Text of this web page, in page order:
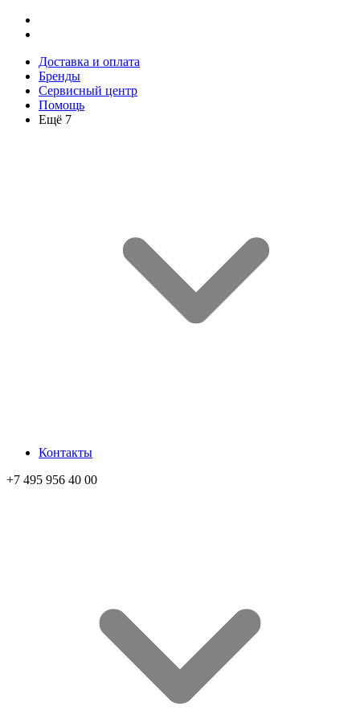
Доставка и оплата
Бренды
Сервисный центр
Помощь
Ещё 7
Контакты
+7 495 956 40 00